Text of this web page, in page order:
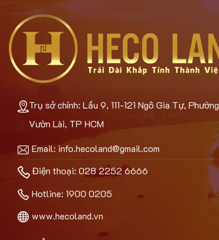
Trụ sở chính: Lầu 9, 111-121 Ngô Gia Tự, Phường
Vườn Lài, TP HCM
Email: info.hecoland@gmail.com
Điện thoại: 028 2252 6666
Hotline: 1900 0205
www.hecoland.vn